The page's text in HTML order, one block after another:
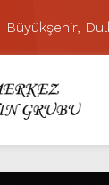
Büyükşehir,
Uluslararası
Büyükşehir,
Büyükşehir,
Büyükşehir’den
Geleneksel